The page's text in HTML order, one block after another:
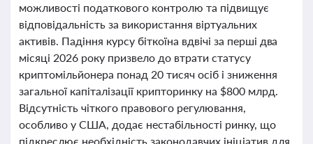
можливості податкового контролю та підвищує
відповідальність за використання віртуальних
активів. Падіння курсу біткоїна вдвічі за перші два
місяці 2026 року призвело до втрати статусу
криптомільйонера понад 20 тисяч осіб і зниження
загальної капіталізації крипторинку на $800 млрд.
Відсутність чіткого правового регулювання,
особливо у США, додає нестабільності ринку, що
підкреслює необхідність законодавчих ініціатив для